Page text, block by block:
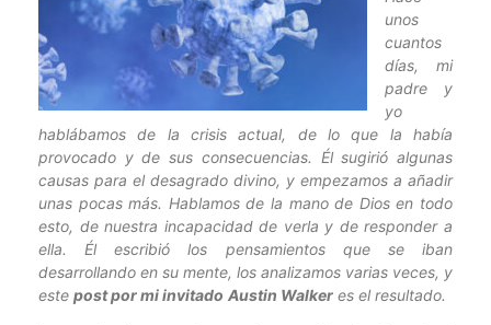
unos
cuantos
días, mi
padre y
yo
hablábamos de la crisis actual, de lo que la había
provocado y de sus consecuencias. Él sugirió algunas
causas para el desagrado divino, y empezamos a añadir
unas pocas más. Hablamos de la mano de Dios en todo
esto, de nuestra incapacidad de verla y de responder a
ella. Él escribió los pensamientos que se iban
desarrollando en su mente, los analizamos varias veces, y
este post por mi invitado Austin Walker es el resultado.